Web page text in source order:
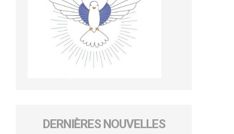
DERNIÈRES NOUVELLES